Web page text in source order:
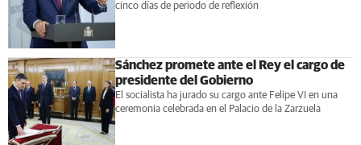
cinco días de periodo de reflexión
Sánchez promete ante el Rey el cargo de
presidente del Gobierno
El socialista ha jurado su cargo ante Felipe VI en una
ceremonia celebrada en el Palacio de la Zarzuela